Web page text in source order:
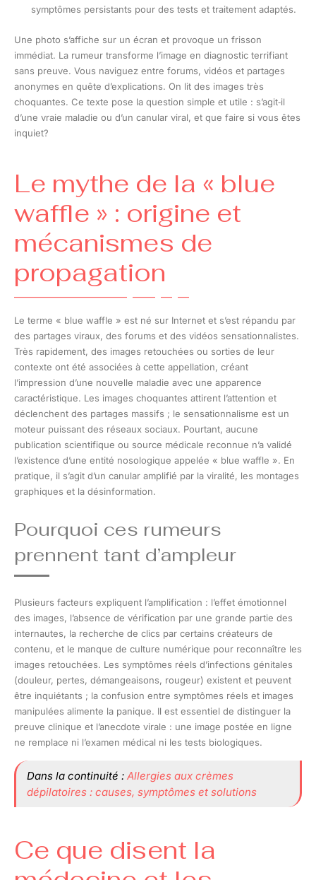
symptômes persistants pour des tests et traitement adaptés.
Une photo s’affiche sur un écran et provoque un frisson
immédiat. La rumeur transforme l’image en diagnostic terrifiant
sans preuve. Vous naviguez entre forums, vidéos et partages
anonymes en quête d’explications. On lit des images très
choquantes. Ce texte pose la question simple et utile : s’agit‑il
d’une vraie maladie ou d’un canular viral, et que faire si vous êtes
inquiet?
Le mythe de la « blue
waffle » : origine et
mécanismes de
propagation
Le terme « blue waffle » est né sur Internet et s’est répandu par
des partages viraux, des forums et des vidéos sensationnalistes.
Très rapidement, des images retouchées ou sorties de leur
contexte ont été associées à cette appellation, créant
l’impression d’une nouvelle maladie avec une apparence
caractéristique. Les images choquantes attirent l’attention et
déclenchent des partages massifs ; le sensationnalisme est un
moteur puissant des réseaux sociaux. Pourtant, aucune
publication scientifique ou source médicale reconnue n’a validé
l’existence d’une entité nosologique appelée « blue waffle ». En
pratique, il s’agit d’un canular amplifié par la viralité, les montages
graphiques et la désinformation.
Pourquoi ces rumeurs
prennent tant d’ampleur
Plusieurs facteurs expliquent l’amplification : l’effet émotionnel
des images, l’absence de vérification par une grande partie des
internautes, la recherche de clics par certains créateurs de
contenu, et le manque de culture numérique pour reconnaître les
images retouchées. Les symptômes réels d’infections génitales
(douleur, pertes, démangeaisons, rougeur) existent et peuvent
être inquiétants ; la confusion entre symptômes réels et images
manipulées alimente la panique. Il est essentiel de distinguer la
preuve clinique et l’anecdote virale : une image postée en ligne
ne remplace ni l’examen médical ni les tests biologiques.
Dans la continuité : Allergies aux crèmes
dépilatoires : causes, symptômes et solutions
Ce que disent la